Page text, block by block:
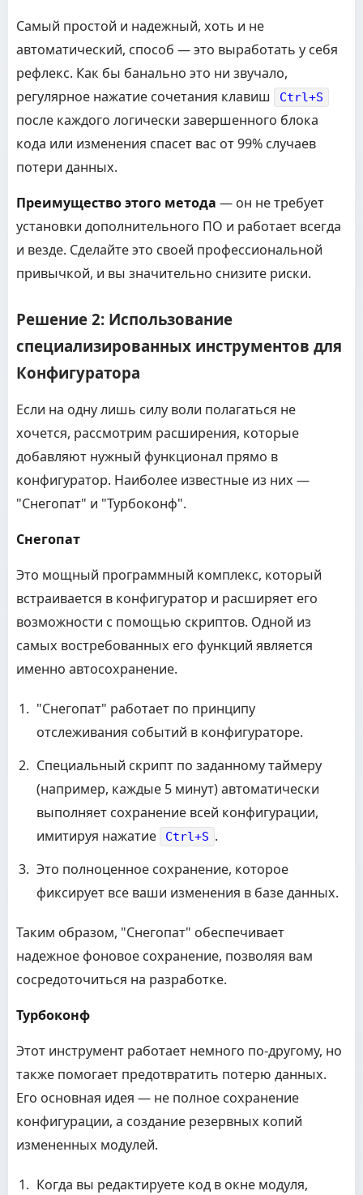
Самый простой и надежный, хоть и не
автоматический, способ — это выработать у себя
рефлекс. Как бы банально это ни звучало,
регулярное нажатие сочетания клавиш
Ctrl+S
после каждого логически завершенного блока
кода или изменения спасет вас от 99% случаев
потери данных.
Преимущество этого метода — он не требует
установки дополнительного ПО и работает всегда
и везде. Сделайте это своей профессиональной
привычкой, и вы значительно снизите риски.
Решение 2: Использование
специализированных инструментов для
Конфигуратора
Если на одну лишь силу воли полагаться не
хочется, рассмотрим расширения, которые
добавляют нужный функционал прямо в
конфигуратор. Наиболее известные из них —
"Снегопат" и "Турбоконф".
Снегопат
Это мощный программный комплекс, который
встраивается в конфигуратор и расширяет его
возможности с помощью скриптов. Одной из
самых востребованных его функций является
именно автосохранение.
"Снегопат" работает по принципу
отслеживания событий в конфигураторе.
Специальный скрипт по заданному таймеру
(например, каждые 5 минут) автоматически
выполняет сохранение всей конфигурации,
имитируя нажатие
Ctrl+S .
Это полноценное сохранение, которое
фиксирует все ваши изменения в базе данных.
Таким образом, "Снегопат" обеспечивает
надежное фоновое сохранение, позволяя вам
сосредоточиться на разработке.
Турбоконф
Этот инструмент работает немного по-другому, но
также помогает предотвратить потерю данных.
Его основная идея — не полное сохранение
конфигурации, а создание резервных копий
измененных модулей.
Когда вы редактируете код в окне модуля,